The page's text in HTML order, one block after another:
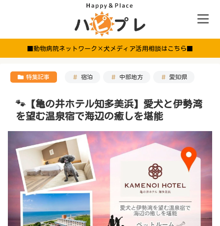
■動物病院ネットワーク×犬メディア活用相談はこちら■
特集記事 宿泊 中部地方 愛知県
🐾【亀の井ホテル知多美浜】愛犬と伊勢湾
を望む温泉宿で海辺の癒しを堪能